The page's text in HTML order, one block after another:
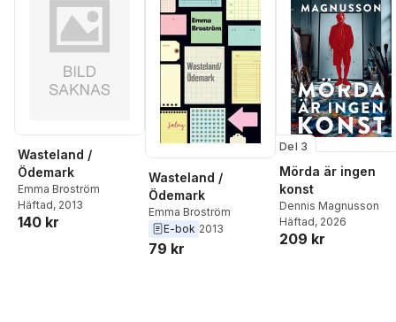
Wasteland /
Ödemark
Emma Broström
Häftad, 2013
140 kr
Wasteland /
Ödemark
Emma Broström
E-bok 2013
79 kr
Del 3
Mörda är ingen
konst
Dennis Magnusson
Häftad, 2026
209 kr